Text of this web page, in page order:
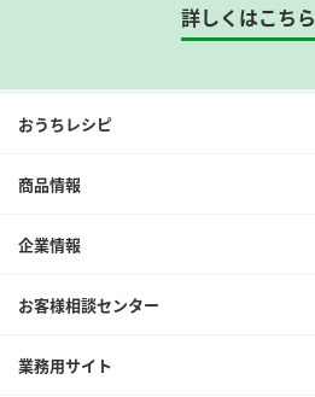
詳しくはこちら
おうちレシピ
商品情報
企業情報
お客様相談センター
業務用サイト